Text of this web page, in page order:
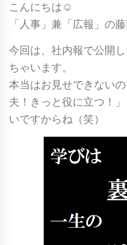
こんにちは☺
「人事」兼「広報」の藤
今回は、社内報で公開
ちゃいます。
本当はお見せできない
夫！きっと役に立つ！
いですからね（笑）